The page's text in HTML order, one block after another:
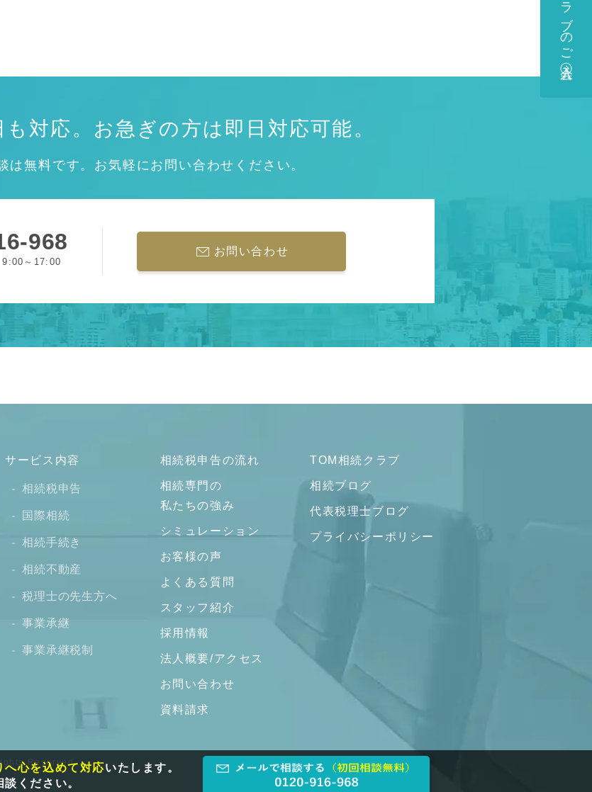
へ心を込めて対応いたします。
ください。
対応。 お急ぎの方は即日対応可能。
は無料です。お気軽にお問い合わせください。
968
～17:00
お問い合わせ
サービス内容
相続税申告
国際相続
相続手続き
相続不動産
税理士の先生方へ
事業承継
事業承継税制
相続税申告の流れ
相続専門の
私たちの強み
シミュレーション
お客様の声
よくある質問
スタッフ紹介
採用情報
法人概要/アクセス
お問い合わせ
資料請求
TOM相続クラブ
相続ブログ
代表税理士ブログ
プライバシーポリシー
Reserved.